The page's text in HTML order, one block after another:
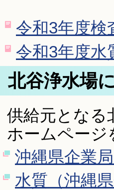
令和3年度検
令和3年度水
北谷浄水場
供給元となる
ホームページ
沖縄県企業
水質（沖縄